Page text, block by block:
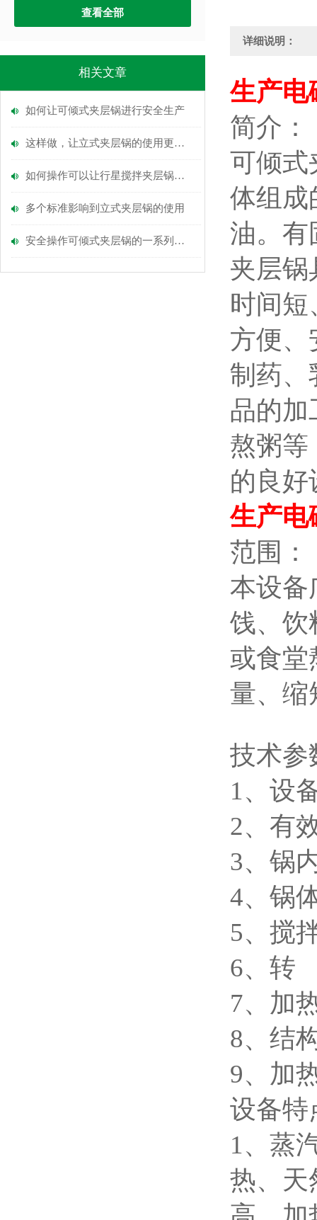
查看全部
相关文章
如何让可倾式夹层锅进行安全生产
这样做，让立式夹层锅的使用更安全
如何操作可以让行星搅拌夹层锅搅拌混合
多个标准影响到立式夹层锅的使用
安全操作可倾式夹层锅的一系列规程
详细说明：
生产电
简介：
可倾式
体组成
油。有
夹层锅
时间
方便、
制药、
品的加
熬粥等
的良好
生产电
范围：
本设备
饯、饮
或食堂
量、缩
技术参
1、设
2、有
3、锅
4、锅
5、搅
6、转
7、加
8、结
9、加
设备特
1、蒸
热、天